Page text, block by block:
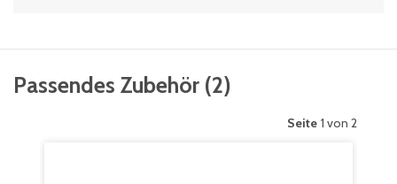
Passendes Zubehör (2)
Seite 1 von 2